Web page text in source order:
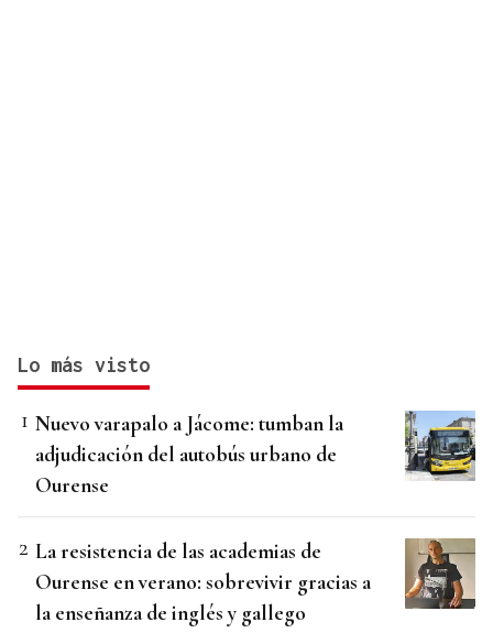
Lo más visto
Nuevo varapalo a Jácome: tumban la
adjudicación del autobús urbano de
Ourense
La resistencia de las academias de
Ourense en verano: sobrevivir gracias a
la enseñanza de inglés y gallego